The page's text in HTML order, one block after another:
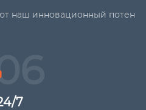
наш инновационный потен
7